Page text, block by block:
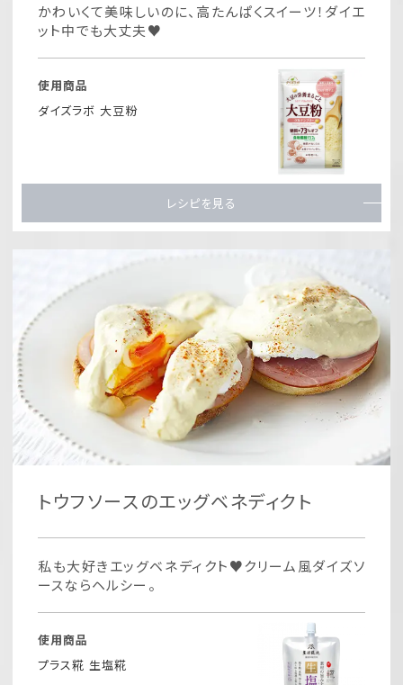
かわいくて美味しいのに、高たんぱくスイーツ！ダイエ
ット中でも大丈夫♥
使用商品
ダイズラボ 大豆粉
レシピを見る
トウフソースのエッグベネディクト
私も大好きエッグベネディクト♥クリーム風ダイズソ
ースならヘルシー。
使用商品
プラス糀 生塩糀